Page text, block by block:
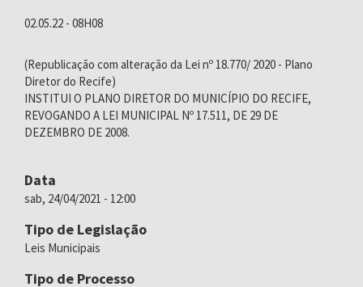
02.05.22 - 08H08
(Republicação com alteração da Lei nº 18.770/ 2020 - Plano
Diretor do Recife)
INSTITUI O PLANO DIRETOR DO MUNICÍPIO DO RECIFE,
REVOGANDO A LEI MUNICIPAL Nº 17.511, DE 29 DE
DEZEMBRO DE 2008.
Data
sab, 24/04/2021 - 12:00
Tipo de Legislação
Leis Municipais
Tipo de Processo